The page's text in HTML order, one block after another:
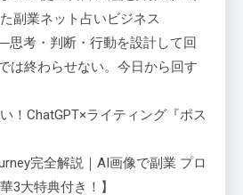
副業ネット占いビジネス
思考・判断・行動を設計して回
は終わらせない。今日から回す
！ChatGPT×ライティング『ポス
完全解説｜AI画像で副業 プロ
3大特典付き！】